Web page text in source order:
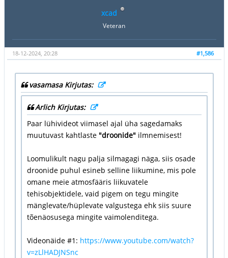
xcad
Veteran
#1,586
18-12-2024, 20:28
vasamasa Kirjutas:
Arlich Kirjutas:
Paar lühivideot viimasel ajal üha sagedamaks
muutuvast kahtlaste "droonide"ilmnemisest!
Loomulikult nagu palja silmagagi näga, siis osade
droonide puhul esineb selline liikumine, mis pole
omane meie atmosfääris liikuvatele
tehisobjektidele, vaid pigem on tegu mingite
mänglevate/hüplevate valgustega ehk siis suure
tõenäosusega mingite vaimolenditega.
Videonäide #1: https://www.youtube.com/watch?
v=zLlHADJNSnc